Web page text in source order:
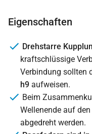
Eigenschaften
Drehstarre
kraftschlüssige
Verbindung sollten
h9 aufweisen.
Beim
Wellenende auf
abgedreht werden.